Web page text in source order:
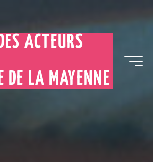
ACTEURS
DE LA MAYENNE